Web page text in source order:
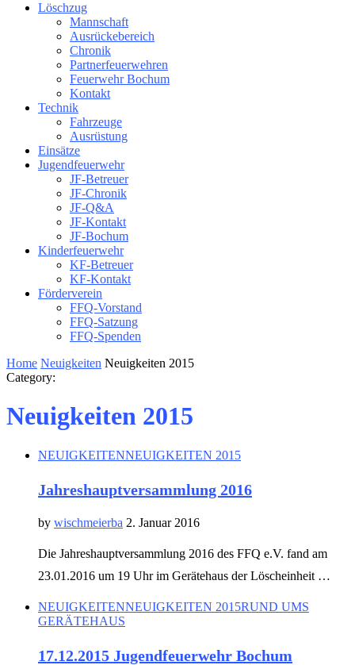
Löschzug
Mannschaft
Ausrückebereich
Chronik
Partnerfeuerwehren
Feuerwehr Bochum
Kontakt
Technik
Fahrzeuge
Ausrüstung
Einsätze
Jugendfeuerwehr
JF-Betreuer
JF-Chronik
JF-Q&A
JF-Kontakt
JF-Bochum
Kinderfeuerwehr
KF-Betreuer
KF-Kontakt
Förderverein
FFQ-Vorstand
FFQ-Satzung
FFQ-Spenden
Home Neuigkeiten Neuigkeiten 2015
Category:
Neuigkeiten 2015
NEUIGKEITENNEUIGKEITEN 2015
Jahreshauptversammlung 2016
by wischmeierba 2. Januar 2016
Die Jahreshauptversammlung 2016 des FFQ e.V. fand am
23.01.2016 um 19 Uhr im Gerätehaus der Löscheinheit …
NEUIGKEITENNEUIGKEITEN 2015RUND UMS
GERÄTEHAUS
17.12.2015 Jugendfeuerwehr Bochum